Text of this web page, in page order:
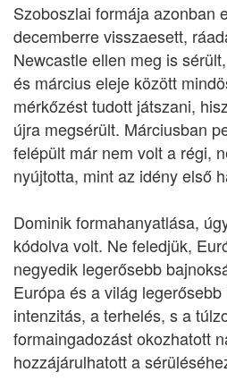
Szoboszlai formája azonban
decemberre visszaesett,
Newcastle ellen meg is
és március eleje között
mérkőzést tudott játszani,
újra megsérült. Márciusban
felépült már nem volt a régi,
nyújtotta, mint az idény első
Dominik formahanyatlása,
kódolva volt. Ne feledjük,
negyedik legerősebb
Európa és a világ
intenzitás, a terhelés, s a
formaingadozást okozhatott
hozzájárulhatott a